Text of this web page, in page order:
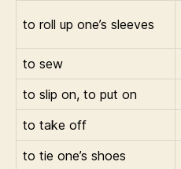
to roll up one’s sleeves
to sew
to slip on, to put on
to take off
to tie one’s shoes